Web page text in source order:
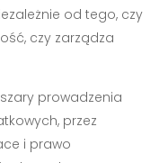
od tego, czy
czy zarządza
prowadzenia
przez
i prawo